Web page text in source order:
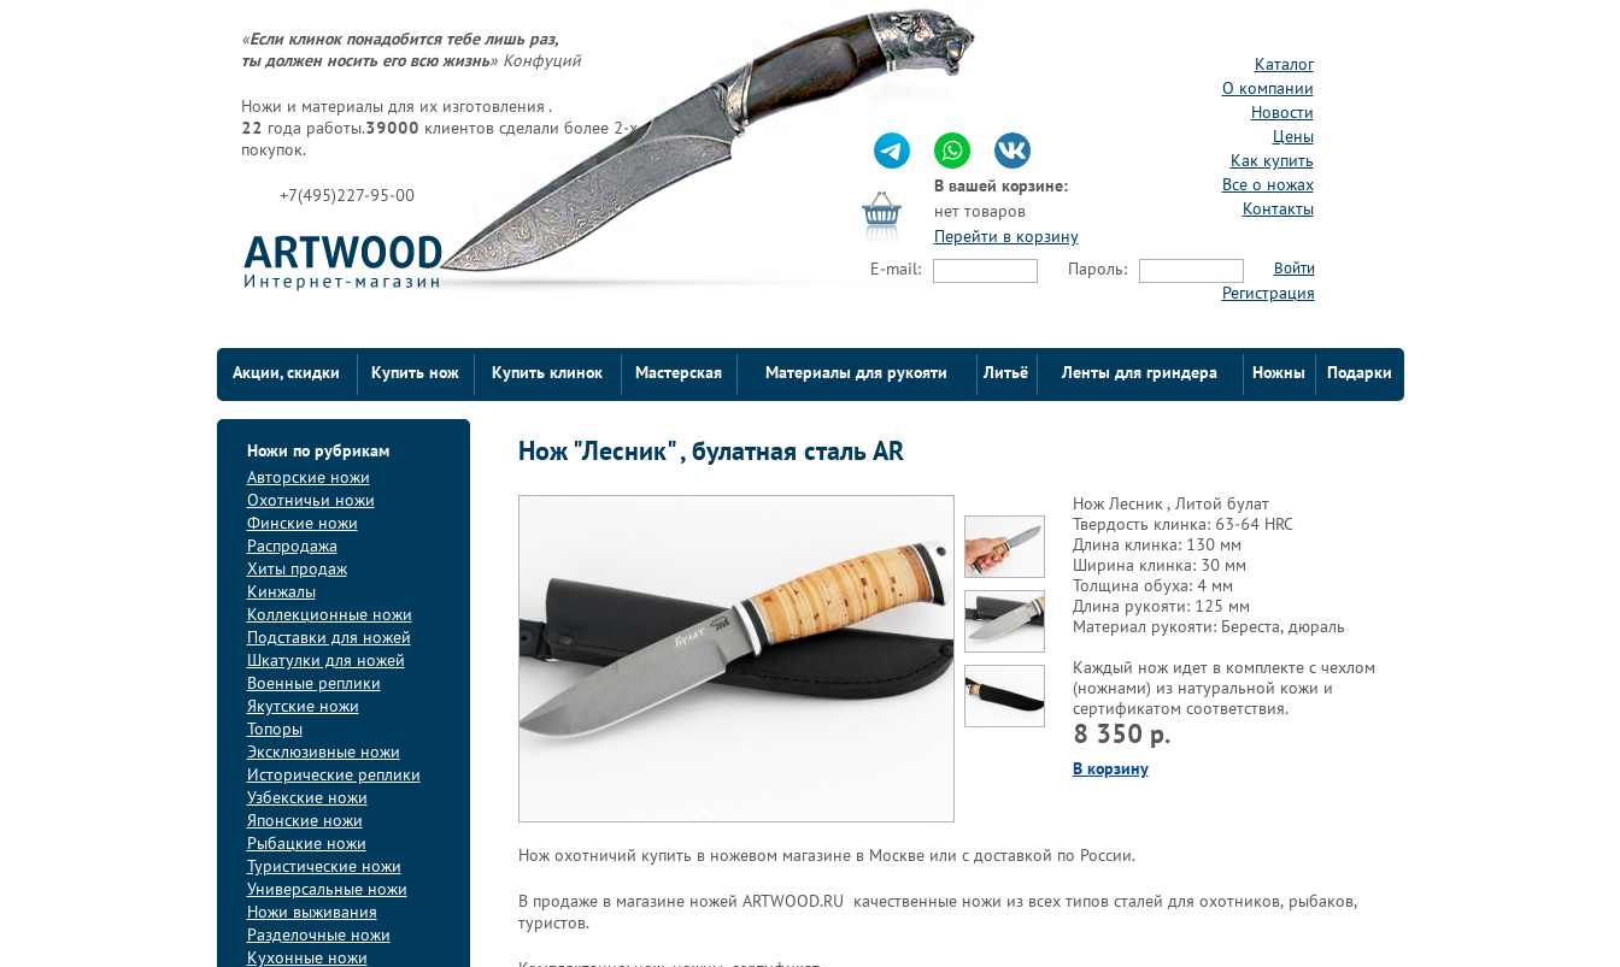
«Если клинок понадобится тебе лишь раз,
ты должен носить его всю жизнь» Конфуций
Ножи и материалы для их изготовления .
22 года работы.39000 клиентов сделали более 2-х
покупок.
+7(495)227-95-00
Каталог
О компании
Новости
Цены
Как купить
Все о ножах
Контакты
В вашей корзине:
нет товаров
Перейти в корзину
E-mail: Пароль: Войти
Регистрация
Акции, скидки Купить нож Купить клинок Мастерская Материалы для рукояти Литьё Ленты для гриндера Ножны Подарки
Ножи по рубрикам
Авторские ножи
Охотничьи ножи
Финские ножи
Распродажа
Хиты продаж
Кинжалы
Коллекционные ножи
Подставки для ножей
Шкатулки для ножей
Военные реплики
Якутские ножи
Топоры
Эксклюзивные ножи
Исторические реплики
Узбекские ножи
Японские ножи
Рыбацкие ножи
Туристические ножи
Универсальные ножи
Ножи выживания
Разделочные ножи
Кухонные ножи
Нож "Лесник" , булатная сталь AR
Нож Лесник , Литой булат
Твердость клинка: 63-64 HRC
Длина клинка: 130 мм
Ширина клинка: 30 мм
Толщина обуха: 4 мм
Длина рукояти: 125 мм
Материал рукояти: Береста, дюраль
Каждый нож идет в комплекте с чехлом
(ножнами) из натуральной кожи и
сертификатом соответствия.
8 350 р.
В корзину
Нож охотничий купить в ножевом магазине в Москве или с доставкой по России.
В продаже в магазине ножей ARTWOOD.RU качественные ножи из всех типов сталей для охотников, рыбаков,
туристов.